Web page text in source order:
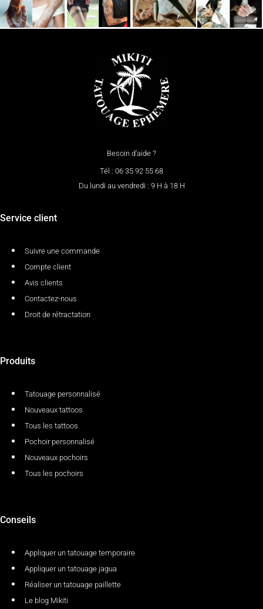
Besoin d’aide ?
Tél : 06 35 92 55 68
Du lundi au vendredi : 9 H à 18 H
Service client
Suivre une commande
Compte client
Avis clients
Contactez-nous
Droit de rétractation
Produits
Tatouage personnalisé
Nouveaux tattoos
Tous les tattoos
Pochoir personnalisé
Nouveaux pochoirs
Tous les pochoirs
Conseils
Appliquer un tatouage temporaire
Appliquer un tatouage jagua
Réaliser un tatouage paillette
Le blog Mikiti